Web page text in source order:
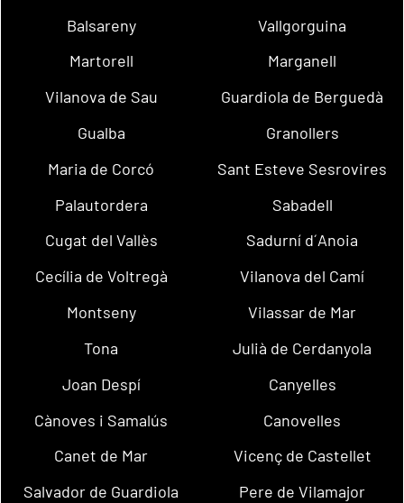
Balsareny
Vallgorguina
Martorell
Marganell
Vilanova de Sau
Guardiola de Berguedà
Gualba
Granollers
Maria de Corcó
Sant Esteve Sesrovires
Palautordera
Sabadell
Cugat del Vallès
Sadurní d´Anoia
Cecília de Voltregà
Vilanova del Camí
Montseny
Vilassar de Mar
Tona
Julià de Cerdanyola
Joan Despí
Canyelles
Cànoves i Samalús
Canovelles
Canet de Mar
Vicenç de Castellet
Salvador de Guardiola
Pere de Vilamajor